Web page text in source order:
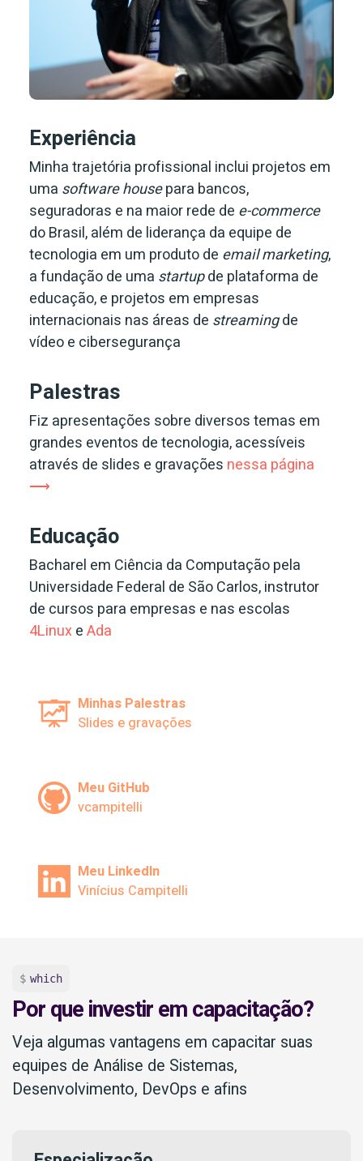
Experiência
Minha trajetória profissional inclui projetos em
uma software housepara bancos,
seguradoras e na maior rede de e-commerce
do Brasil, além de liderança da equipe de
tecnologia em um produto de email marketing,
a fundação de uma startupde plataforma de
educação, e projetos em empresas
internacionais nas áreas de streamingde
vídeo e cibersegurança
Palestras
Fiz apresentações sobre diversos temas em
grandes eventos de tecnologia, acessíveis
através de slides e gravações nessa página
⟶
Educação
Bacharel em Ciência da Computação pela
Universidade Federal de São Carlos, instrutor
de cursos para empresas e nas escolas
4LinuxeAda
Minhas Palestras
Slides e gravações
Meu GitHub
vcampitelli
Meu LinkedIn
Vinícius Campitelli
which
Por que investir em capacitação?
Veja algumas vantagens em capacitar suas
equipes de Análise de Sistemas,
Desenvolvimento, DevOps e afins